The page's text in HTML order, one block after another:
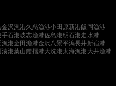
金沢漁港久慈漁港小田原新港飯岡漁港
手石港岐志漁港佐島港明石港走水港
漁港金田漁港金沢八景平潟長井新宿港
湊港葉山鐙摺港大洗港太海漁港大井漁港